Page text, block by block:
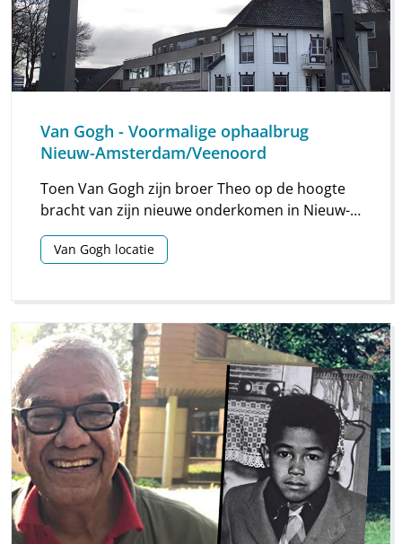
Van Gogh - Voormalige ophaalbrug
Nieuw-Amsterdam/Veenoord
Toen Van Gogh zijn broer Theo op de hoogte
bracht van zijn nieuwe onderkomen in Nieuw-
Amsterdam/Veenoord, schreef hij in zijn brief
ook dat hij vanuit zijn kamer een ‘heel curieuse
ophaalbrug in Nieuw-Amsterdam.
Van Gogh locatie